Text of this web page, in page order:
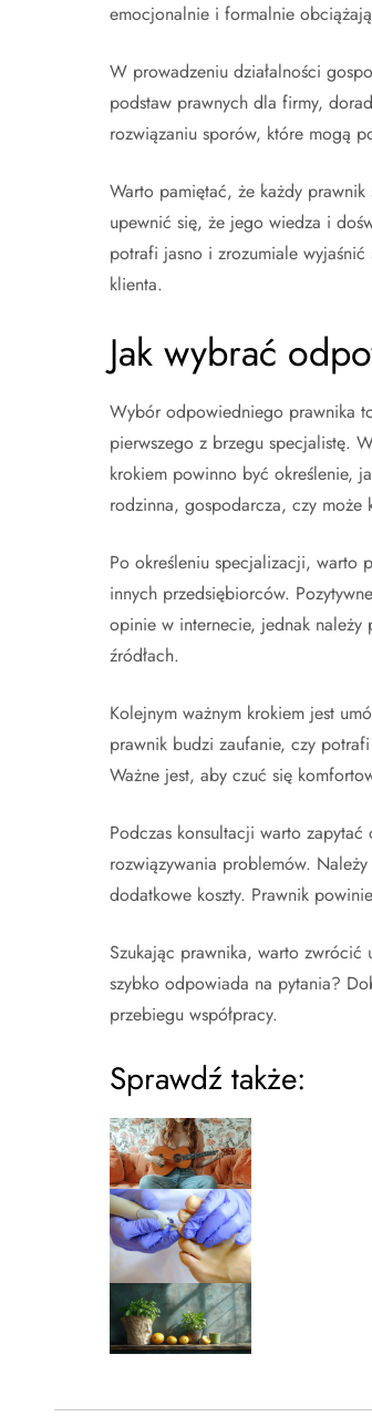
emocjonalnie i formalnie
W prowadzeniu działalności
podstaw prawnych dla firmy,
rozwiązaniu sporów, które mogą
Warto pamiętać, że każdy
upewnić się, że jego wiedza i
potrafi jasno i zrozumiale
klienta.
Jak wybrać
Wybór odpowiedniego prawnika
pierwszego z brzegu specjalistę.
krokiem powinno być określenie,
rodzinna, gospodarcza, czy może
Po określeniu specjalizacji, warto
innych przedsiębiorców.
opinie w internecie, jednak
źródłach.
Kolejnym ważnym krokiem jest
prawnik budzi zaufanie, czy
Ważne jest, aby czuć się
Podczas konsultacji warto
rozwiązywania problemów.
dodatkowe koszty. Prawnik
Szukając prawnika, warto zwrócić
szybko odpowiada na pytania?
przebiegu współpracy.
Sprawdź także: